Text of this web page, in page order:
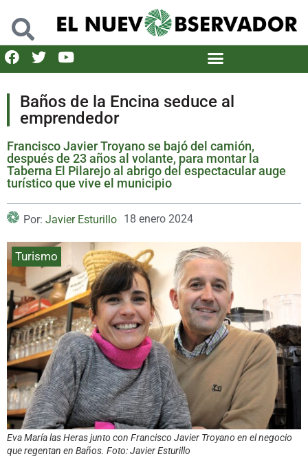
Baños de la Encina seduce al
emprendedor
Francisco Javier Troyano se bajó del camión,
después de 23 años al volante, para montar la
Taberna El Pilarejo al abrigo del espectacular auge
turístico que vive el municipio
Por: Javier Esturillo 18 enero 2024
Turismo
Eva María las Heras junto con Francisco Javier Troyano en el negocio
que regentan en Baños. Foto: Javier Esturillo